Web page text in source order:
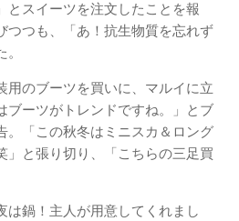
とスイーツを注文したことを報
つつも、「あ！抗生物質を忘れず
用のブーツを買いに、マルイに立
ブーツがトレンドですね。」とブ
。「この秋冬はミニスカ＆ロング
」と張り切り、「こちらの三足買
は鍋！主人が用意してくれまし